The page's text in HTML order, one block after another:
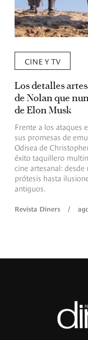
CINE Y TV
Los detalles
de Nolan que
de Elon Musk
Frente a los ataques
sus promesas de
Odisea de
éxito taquillero
cine artesanal:
prótesis hasta
antiguos.
Revista Diners /